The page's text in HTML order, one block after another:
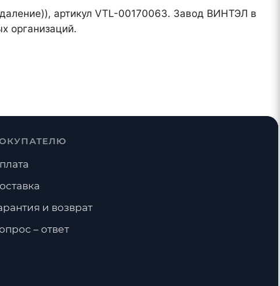
артикул VTL-00170063. Завод ВИНТЭЛ в
организаций.
и возврат
– ответ